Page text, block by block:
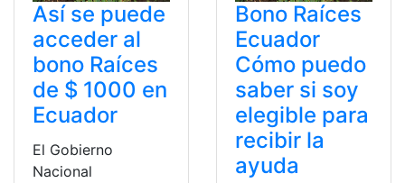
Así se puede
acceder al
bono Raíces
de $ 1000 en
Ecuador
El Gobierno
Nacional
Bono Raíces
Ecuador
Cómo puedo
saber si soy
elegible para
recibir la
ayuda